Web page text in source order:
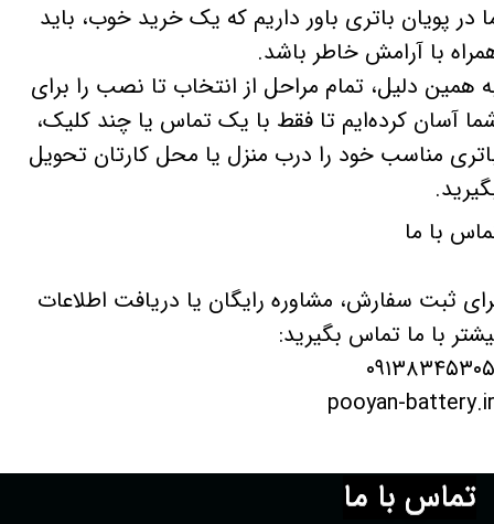
در پویان باتری باور داریم که یک خرید خوب، باید
با آرامش خاطر باشد.
همین دلیل، تمام مراحل از انتخاب تا نصب را برای
آسان کرده‌ایم تا فقط با یک تماس یا چند کلیک،
مناسب خود را درب منزل یا محل کارتان تحویل
با ما
ثبت سفارش، مشاوره رایگان یا دریافت اطلاعات
با ما تماس بگیرید:
تماس با ما